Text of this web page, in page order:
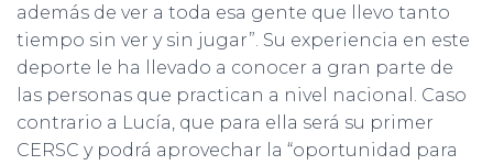
además de ver a toda esa gente que llevo tanto
tiempo sin ver y sin jugar”. Su experiencia en este
deporte le ha llevado a conocer a gran parte de
las personas que practican a nivel nacional. Caso
contrario a Lucía, que para ella será su primer
CERSC y podrá aprovechar la “oportunidad para